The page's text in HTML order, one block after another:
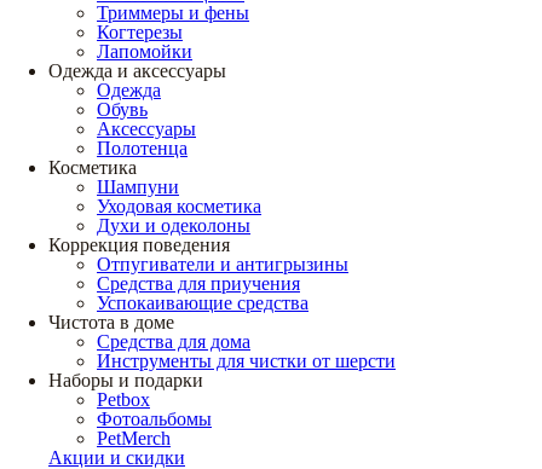
Триммеры и фены
Когтерезы
Лапомойки
Одежда и аксессуары
Одежда
Обувь
Аксессуары
Полотенца
Косметика
Шампуни
Уходовая косметика
Духи и одеколоны
Коррекция поведения
Отпугиватели и антигрызины
Средства для приучения
Успокаивающие средства
Чистота в доме
Средства для дома
Инструменты для чистки от шерсти
Наборы и подарки
Petbox
Фотоальбомы
PetMerch
Акции и скидки